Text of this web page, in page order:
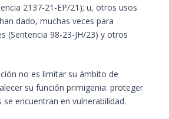
2137-21-EP/21); u, otros usos
dado, muchas veces para
(Sentencia 98-23-JH/23) y otros
no es limitar su ámbito de
su función primigenia: proteger
encuentran en vulnerabilidad.